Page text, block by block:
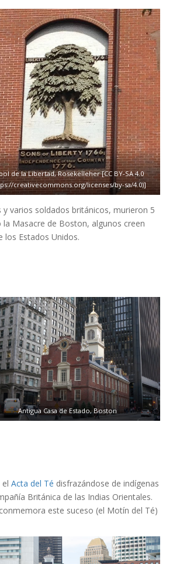
de la Libertad, Rosekelleher [CC BY-SA 4.0
creativecommons.org/licenses/by-sa/4.0)]
varios soldados británicos, murieron 5
Masacre de Boston, algunos creen
los Estados Unidos.
Antigua Casa de Estado, Boston
Acta del Té disfrazándose de indígenas
Británica de las Indias Orientales.
este suceso (el Motín del Té)